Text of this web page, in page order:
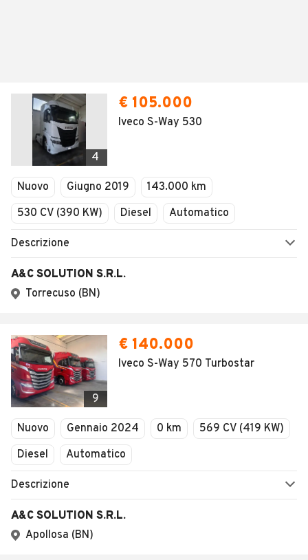
Vuoi essere avvisato appena saranno disponibili
SALVA RICERCA
Altri annunci rilevanti nei dintorni